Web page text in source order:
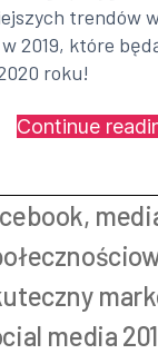
trendów
2019, które
roku!
Continue
,
media